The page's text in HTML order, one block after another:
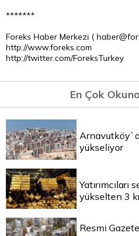
*******
Foreks Haber Merkezi (
http://www.foreks.com
http://twitter.com/ForeksTurkey
En Çok
yükseliyor
Yatırımcıları
yükselten 3
Resmi